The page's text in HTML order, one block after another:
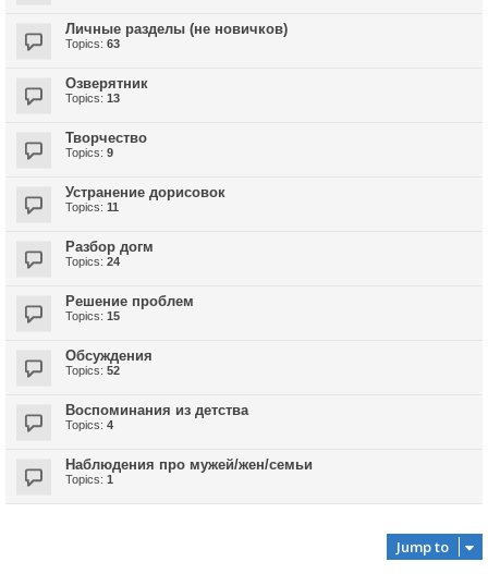
Личные разделы (не новичков)
Topics: 63
Озверятник
Topics: 13
Творчество
Topics: 9
Устранение дорисовок
Topics: 11
Разбор догм
Topics: 24
Решение проблем
Topics: 15
Обсуждения
Topics: 52
Воспоминания из детства
Topics: 4
Наблюдения про мужей/жен/семьи
Topics: 1
Jump to